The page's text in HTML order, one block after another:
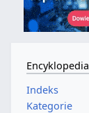
Encyklopedia
Indeks
Kategorie